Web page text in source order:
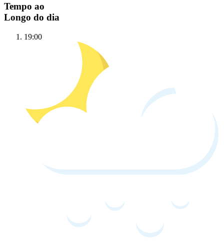
Tempo ao
Longo do dia
19:00